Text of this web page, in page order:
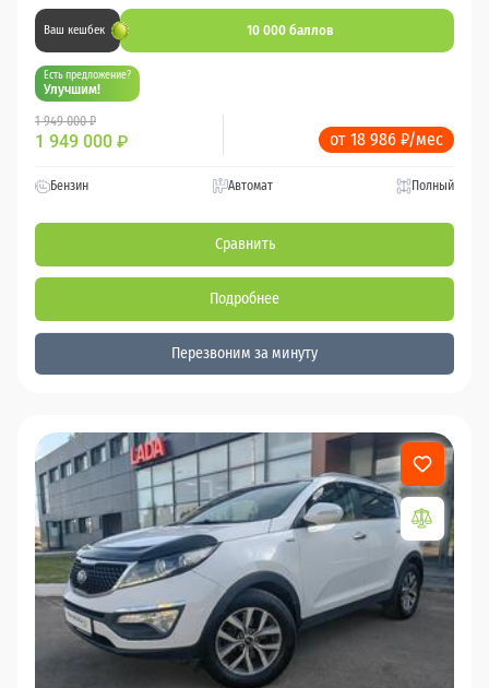
Ваш кешбек 10 000 баллов
Есть предложение?
Улучшим!
1 949 000 ₽
1 949 000 ₽ от 18 986 ₽/мес
Бензин Автомат Полный
Сравнить
Подробнее
Перезвоним за минуту